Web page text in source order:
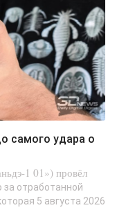
1 01») провёл
отработанной
5 августа 2026